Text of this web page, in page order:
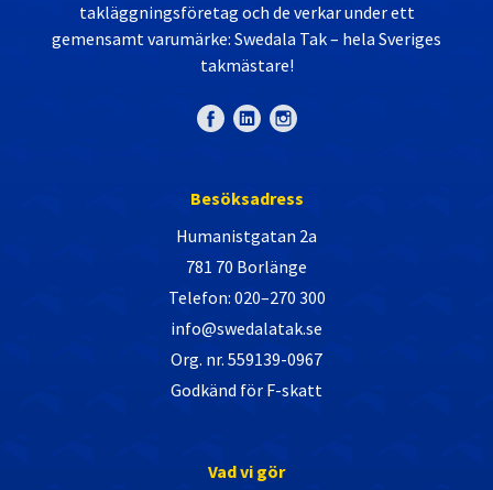
takläggningsföretag och de verkar under ett
gemensamt varumärke: Swedala Tak – hela Sveriges
takmästare!
Besöksadress
Humanistgatan 2a
781 70 Borlänge
Telefon: 020–270 300
info@swedalatak.se
Org. nr. 559139-0967
Godkänd för F-skatt
Vad vi gör